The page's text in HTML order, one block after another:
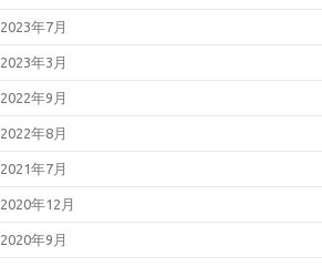
2023年7月
2023年3月
2022年9月
2022年8月
2021年7月
2020年12月
2020年9月